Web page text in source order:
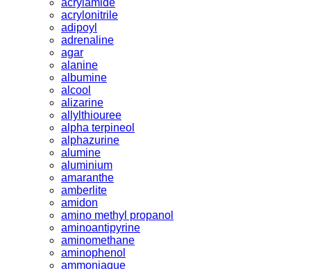
acrylonitrile
adipoyl
adrenaline
agar
alanine
albumine
alcool
alizarine
allylthiouree
alpha terpineol
alphazurine
alumine
aluminium
amaranthe
amberlite
amidon
amino methyl propanol
aminoantipyrine
aminomethane
aminophenol
ammoniaque